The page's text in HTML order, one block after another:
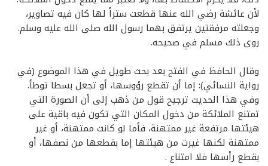
لأن عائشة رضي الله عنها قطعت ستراً لها كان فيه تصاوير،
وجعلته مرفقتين يرتفق بهما رسول الله صلى الله عليه وسلم.
روى ذلك مسلم في صحيحه.
وقال الحافظ في الفتح بعد بحث طويل في هذا الموضوع (في
رواية النسائي): إما أن تقطع رؤوسها، أو تجعل بسطا توطأ.
وفي هذا الحديث ترجيح قول من ذهب إلى أن الصورة التي
تمتنع الملائكة من دخول المكان التي تكون فيه باقية على
هيئتها مرتفعة غير ممتهنة، فأما لو كانت ممتهنة، أو غير
ممتهنة لكنها غيرت من هيئتها إما بقطعها من نصفها، أو
بقطع رأسها فلا امتناع .